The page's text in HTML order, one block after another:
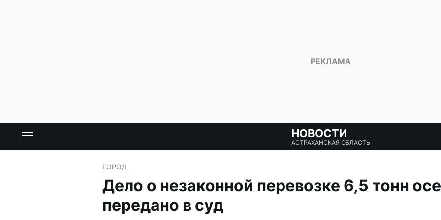
НОВОСТИ
АСТРАХАНСКАЯ ОБЛАСТЬ
ГОРОД
Дело о незаконной перевозке 6,5 тонн
передано в суд